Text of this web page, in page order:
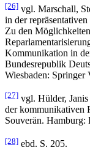
[26] vgl. Marschall,
in der
Zu den
Kommunikation in
Bundesrepublik
Wiesbaden: Springer
[27] vgl. Hülder,
der kommunikativen
Souverän. Hamburg:
[28] ebd. S. 205.